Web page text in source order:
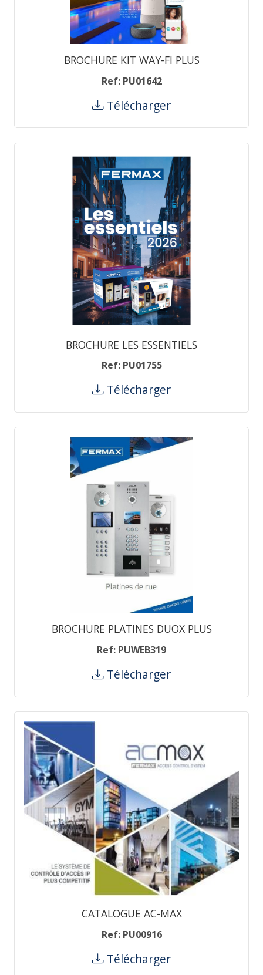
BROCHURE KIT WAY-FI PLUS
Ref: PU01642
Télécharger
BROCHURE LES ESSENTIELS
Ref: PU01755
Télécharger
BROCHURE PLATINES DUOX PLUS
Ref: PUWEB319
Télécharger
CATALOGUE AC-MAX
Ref: PU00916
Télécharger